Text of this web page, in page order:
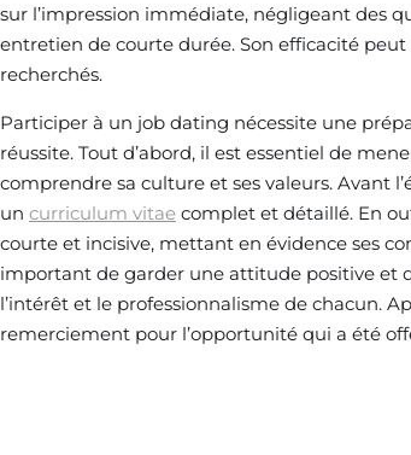
sur l’impression immédiate, négligeant des
entretien de courte durée. Son efficacité
recherchés.
Participer à un job dating nécessite une
réussite. Tout d’abord, il est essentiel de
comprendre sa culture et ses valeurs. Avant
un curriculum vitae complet et détaillé. En
courte et incisive, mettant en évidence ses
important de garder une attitude positive et
l’intérêt et le professionnalisme de chacun.
remerciement pour l’opportunité qui a été